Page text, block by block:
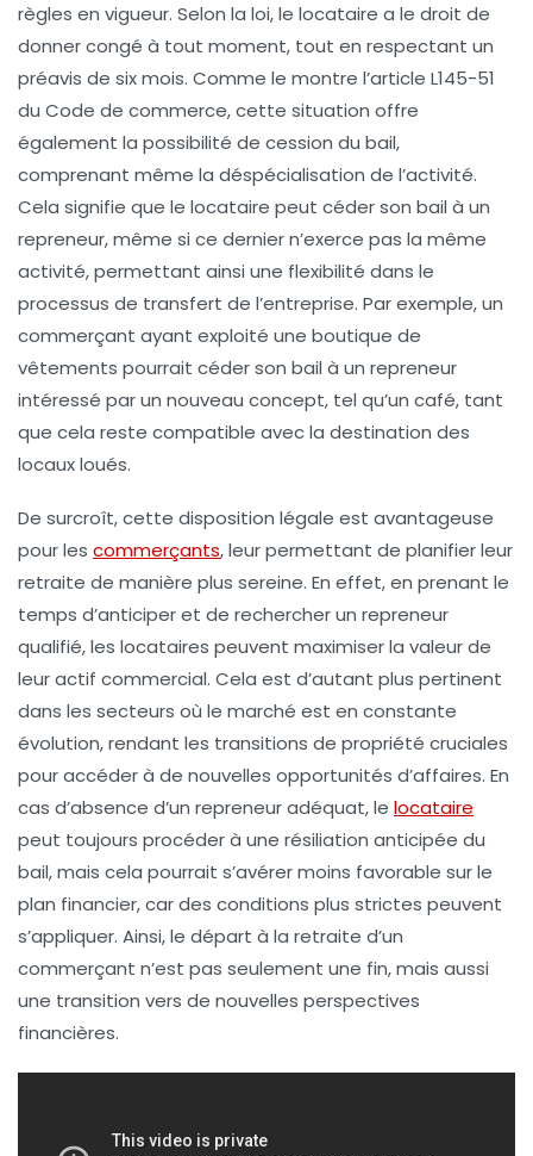
règles en vigueur. Selon la loi, le locataire a le droit de
donner congé à tout moment, tout en respectant un
préavis de six mois. Comme le montre l’article L145-51
du Code de commerce, cette situation offre
également la possibilité de cession du bail,
comprenant même la déspécialisation de l’activité.
Cela signifie que le locataire peut céder son bail à un
repreneur, même si ce dernier n’exerce pas la même
activité, permettant ainsi une flexibilité dans le
processus de transfert de l’entreprise. Par exemple, un
commerçant ayant exploité une boutique de
vêtements pourrait céder son bail à un repreneur
intéressé par un nouveau concept, tel qu’un café, tant
que cela reste compatible avec la destination des
locaux loués.
De surcroît, cette disposition légale est avantageuse
pour les commerçants, leur permettant de planifier leur
retraite de manière plus sereine. En effet, en prenant le
temps d’anticiper et de rechercher un repreneur
qualifié, les locataires peuvent maximiser la valeur de
leuractif commercial. Cela est d’autant plus pertinent
dans les secteurs où le marché est en constante
évolution, rendant les transitions de propriété cruciales
pour accéder à de nouvelles opportunités d’affaires. En
cas d’absence d’un repreneur adéquat, le locataire
peut toujours procéder à une résiliation anticipée du
bail, mais cela pourrait s’avérer moins favorable sur le
plan financier, car des conditions plus strictes peuvent
s’appliquer. Ainsi, le départ à la retraite d’un
commerçant n’est pas seulement une fin, mais aussi
une transition vers de nouvelles perspectives
financières.